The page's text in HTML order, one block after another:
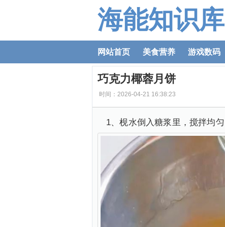
海能知识库
网站首页 美食营养 游戏数码
巧克力椰蓉月饼
时间：2026-04-21 16:38:23
1、枧水倒入糖浆里，搅拌均匀